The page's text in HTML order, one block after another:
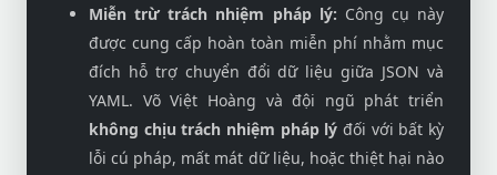
Miễn trừ trách nhiệm pháp lý: Công cụ này
được cung cấp hoàn toàn miễn phí nhằm mục
đích hỗ trợ chuyển đổi dữ liệu giữa JSON và
YAML. Võ Việt Hoàng và đội ngũ phát triển
không chịu trách nhiệm pháp lý đối với bất kỳ
lỗi cú pháp, mất mát dữ liệu, hoặc thiệt hại nào